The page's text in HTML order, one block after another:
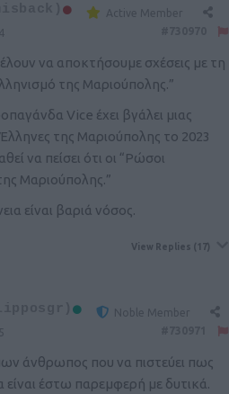
Active Member
να αποκτήσουμε σχέσεις με τη
της Μαριούπολης.”
Vice έχει βγάλει μιας
της Μαριούπολης το 2023
να πείσει ότι οι “Ρώσοι
Μαριούπολης.”
είναι βαριά νόσος.
View Replies (17)
Noble Member
άνθρωπος που να πιστεύει πως
έστω παρεμφερή με δυτικά.